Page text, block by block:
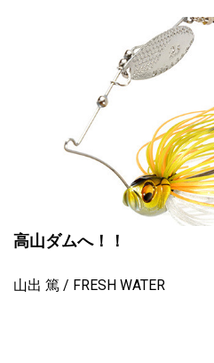
高山ダムへ！！
山出 篤 FRESH WATER